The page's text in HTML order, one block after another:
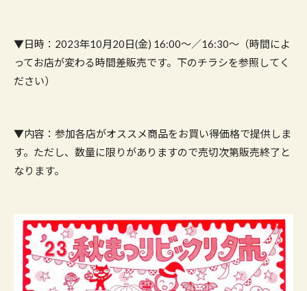
▼日時：2023年10月20日(金) 16:00〜／16:30〜（時間によ
ってお店が変わる時間差販売です。下のチラシを参照してく
ださい）
▼内容：参加各店がオススメ商品をお買い得価格で提供しま
す。ただし、数量に限りがありますので売切次第販売終了と
なります。